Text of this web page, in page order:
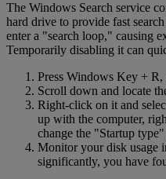
The Windows Search service
hard drive to provide fast
enter a "search loop," causing
Temporarily disabling it can
Press Windows Key + R,
Scroll down and locate
Right-click on it and
up with the computer,
change the "Startup
Monitor your disk usage
significantly, you have